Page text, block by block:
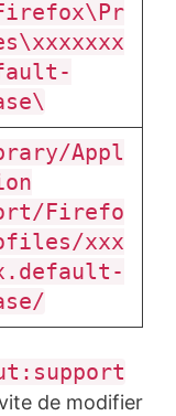
Appl
Firefo
xxx
de modifier